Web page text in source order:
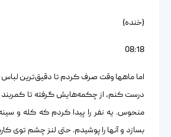
(خنده)
08:18
اما ماهها وقت صرف کردم تا دقیق‌ترین
درست کنم، از چکمه‌هایش گرفته تا کمربند
منحوس. یه نفر را پیدا کردم که کله و
بسازد و آنها را پوشیدم. حتی لنز چشم توی